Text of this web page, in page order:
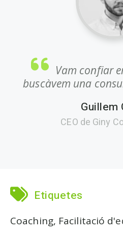
Vam confiar
buscàvem una
Guillem
CEO de Giny
Etiquetes
Coaching, Facilitació